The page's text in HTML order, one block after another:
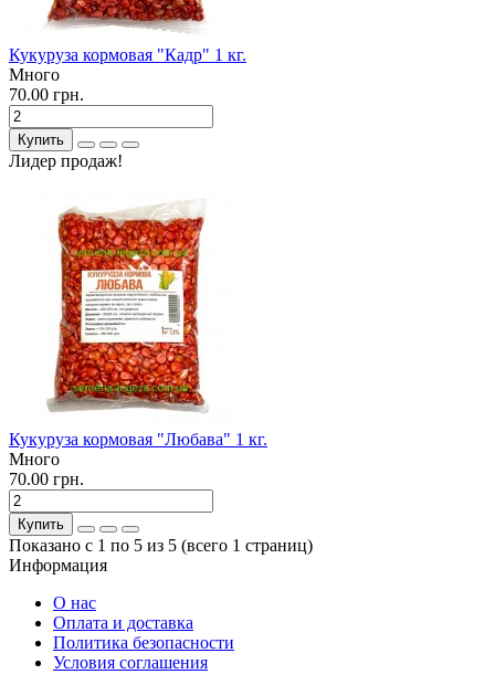
Кукуруза кормовая "Кадр" 1 кг.
Много
70.00 грн.
Купить
Лидер продаж!
Кукуруза кормовая "Любава" 1 кг.
Много
70.00 грн.
Купить
Показано с 1 по 5 из 5 (всего 1 страниц)
Информация
О нас
Оплата и доставка
Политика безопасности
Условия соглашения